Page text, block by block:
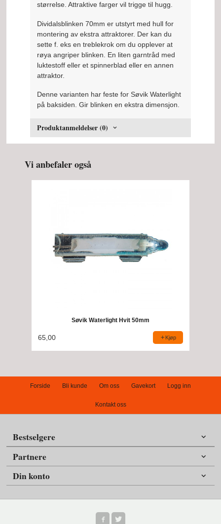
størrelse. Attraktive farger vil trigge til hugg.
Dividalsblinken 70mm er utstyrt med hull for
montering av ekstra attraktorer. Der kan du
sette f. eks en treblekrok om du opplever at
røya angriper blinken. En liten garntråd med
luktestoff eller et spinnerblad eller en annen
attraktor.
Denne varianten har feste for Søvik Waterlight
på baksiden. Gir blinken en ekstra dimensjon.
Produktanmeldelser (0)
Vi anbefaler også
Søvik Waterlight Hvit 50mm
65,00 Kjøp
Forside Bli kunde Om oss Gavekort Logg inn
Kontakt oss
Bestselgere
Partnere
Din konto